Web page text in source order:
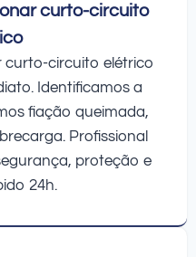
curto-circuito
curto-circuito elétrico
Identificamos a
fiação queimada,
Profissional
proteção e
24h.